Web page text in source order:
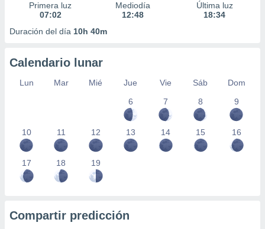
Primera luz
07:02
Mediodía
12:48
Última luz
18:34
Duración del día 10h 40m
Calendario lunar
Lun Mar Mié Jue Vie Sáb
Dom
6
7 8 9
10 11 12 13 14 15 16
17 18 19
Compartir predicción